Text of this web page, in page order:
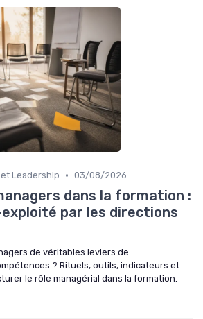
Leadership • 03/08/2026
dans la formation :
par les directions
de véritables leviers de
? Rituels, outils, indicateurs et
le rôle managérial dans la formation.